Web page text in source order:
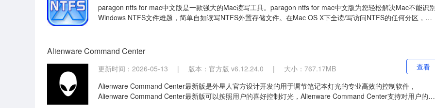
paragon ntfs for mac中文版是一款强大的Mac读写工具。paragon ntfs for mac中文版为您轻松解决Mac不能识别
Windows NTFS文件难题，简单自如读写NTFS外置存储文件。在Mac OS X下全读/写访问NTFS的任何分区，
Alienware Command Center
更新时间：2026-05-13 | 版本：官方版 v6.12.24.0 |
大小：767.17MB
Alienware Command Center最新版是外星人官方设计开发的用于调节笔记本灯光的专业高效的控制软件，
Alienware Command Center最新版可以按照用户的喜好控制灯光，Alienware Command Center支持对用户的笔
查看